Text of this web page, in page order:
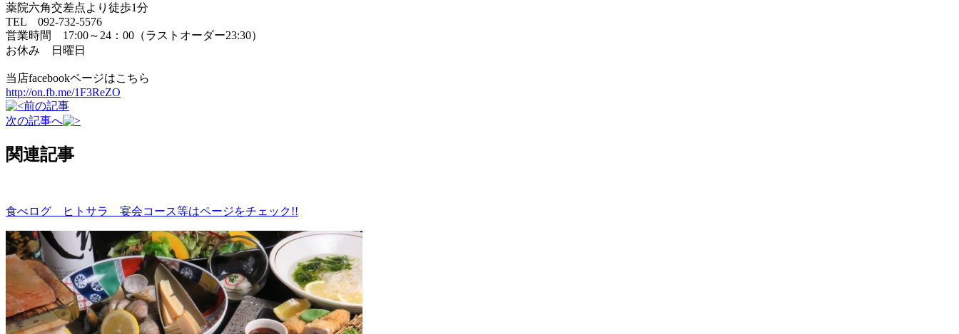
薬院六角交差点より徒歩1分
TEL 092-732-5576
営業時間 17:00～24：00（ラストオーダー23:30）
お休み 日曜日
当店facebookページはこちら
http://on.fb.me/1F3ReZO
前の記事
次の記事へ
関連記事
食べログ ヒトサラ 宴会コース等はページをチェック!!